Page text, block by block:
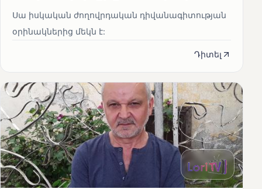
Սա իսկական ժողովրդական դիվանագիտության
օրինակներից մեկն է:
Դիտել